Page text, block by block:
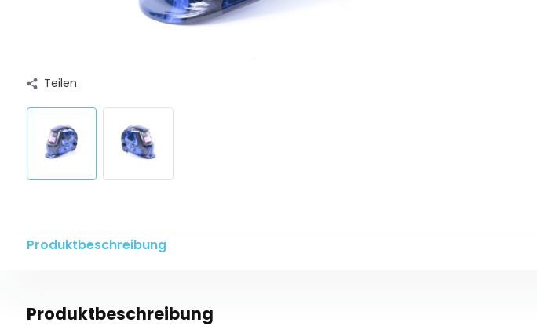
Teilen
Produktbeschreibung
Produktbeschreibung